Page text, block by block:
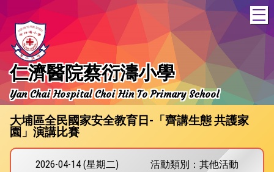
仁濟醫院蔡衍濤小學
Yan Chai Hospital Choi Hin To Primary School
大埔區全民國家安全教育日-「齊講生態 共護家
園」演講比賽
2026-04-14 (星期二) 活動類別：其他活動